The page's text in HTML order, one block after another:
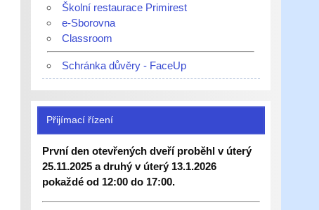
Školní restaurace Primirest
e-Sborovna
Classroom
Schránka důvěry - FaceUp
Přijímací řízení
První den otevřených dveří proběhl v úterý
25.11.2025 a druhý v úterý 13.1.2026
pokaždé od 12:00 do 17:00.